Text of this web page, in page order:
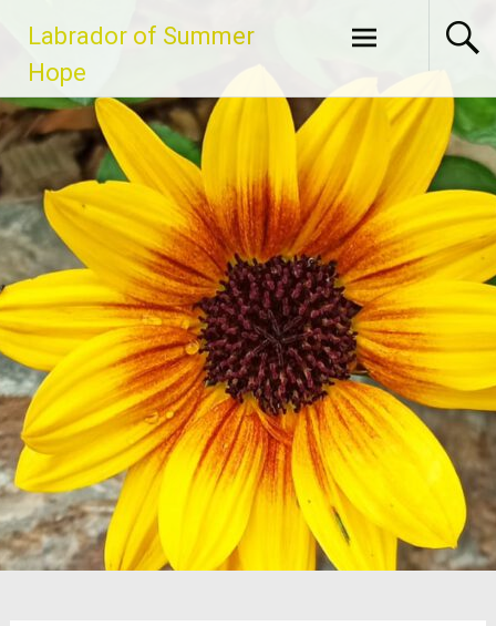
Inhalt
springen
Labrador of Summer
Hope